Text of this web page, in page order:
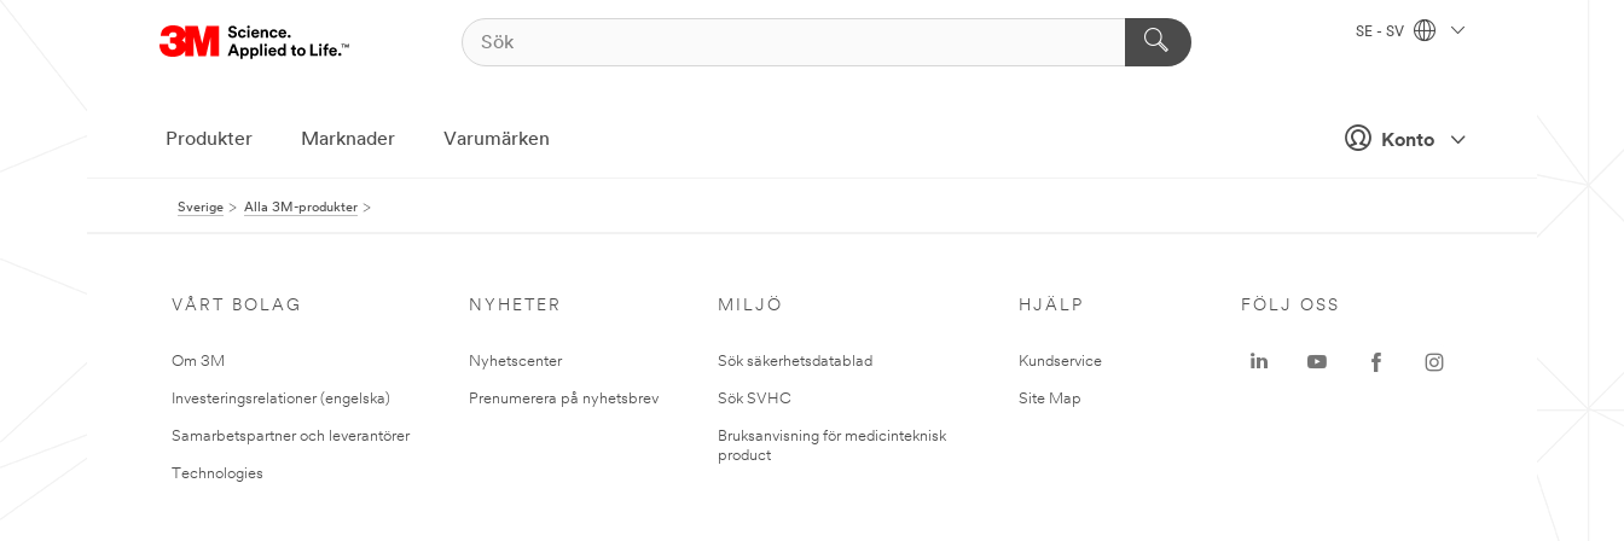
Konto
SE - SV
Produkter Marknader Varumärken
Sverige Alla 3M-produkter
VÅRT BOLAG
Om 3M
Investeringsrelationer (engelska)
Samarbetspartner och leverantörer
Technologies
NYHETER
Nyhetscenter
Prenumerera på nyhetsbrev
MILJÖ
Sök säkerhetsdatablad
Sök SVHC
Bruksanvisning för medicinteknisk
product
HJÄLP
Kundservice
Site Map
FÖLJ OSS